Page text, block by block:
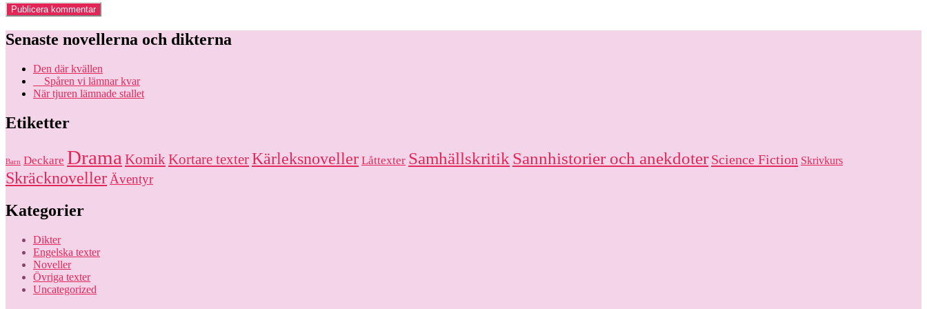
Senaste novellerna och dikterna
Den där kvällen
Spåren vi lämnar kvar
När tjuren lämnade stallet
Etiketter
Barn Deckare Drama KomikKortare texterKärleksnoveller Låttexter Samhällskritik Sannhistorier och anekdoter Science Fiction Skrivkurs
Skräcknoveller Äventyr
Kategorier
Dikter
Engelska texter
Noveller
Övriga texter
Uncategorized